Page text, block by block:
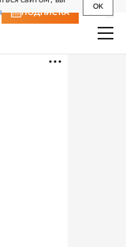
OK
ПОДПИСКА